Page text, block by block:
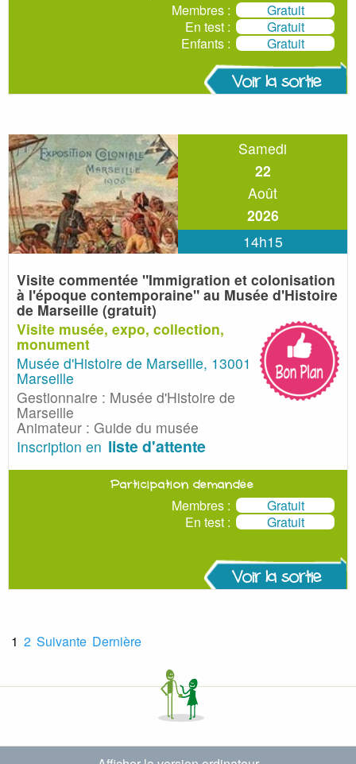
Membres :
Gratuit
En test :
Gratuit
Enfants :
Gratuit
Voir la sortie
Samedi
22
Août
2026
14h15
Visite commentée "Immigration et colonisation
à l'époque contemporaine" au Musée d'Histoire
de Marseille (gratuit)
Visite musée, expo, collection,
monument
Musée d'Histoire de Marseille, 13001
Marseille
Gestionnaire : Musée d'Histoire de
Marseille
Animateur : Guide du musée
Inscription en liste d'attente
Participation demandée
Membres :
Gratuit
En test :
Gratuit
Voir la sortie
1 2 Suivante Dernière